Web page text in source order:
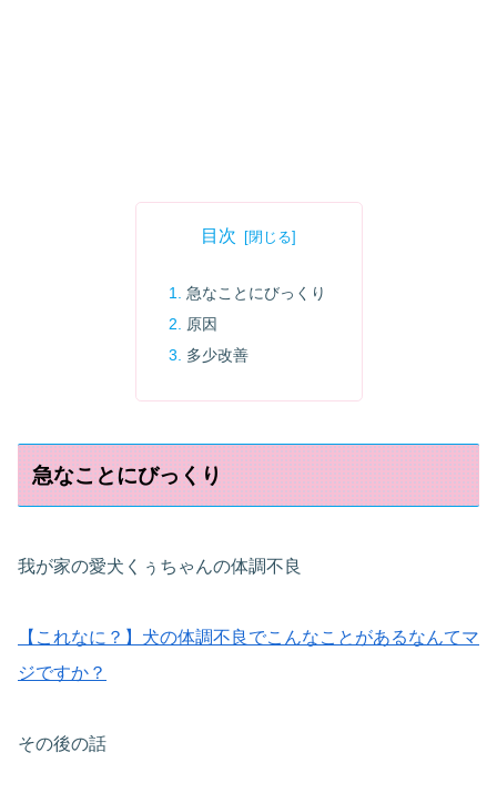
目次
急なことにびっくり
原因
多少改善
急なことにびっくり
我が家の愛犬くぅちゃんの体調不良
【これなに？】犬の体調不良でこんなことがあるなんてマ
ジですか？
その後の話